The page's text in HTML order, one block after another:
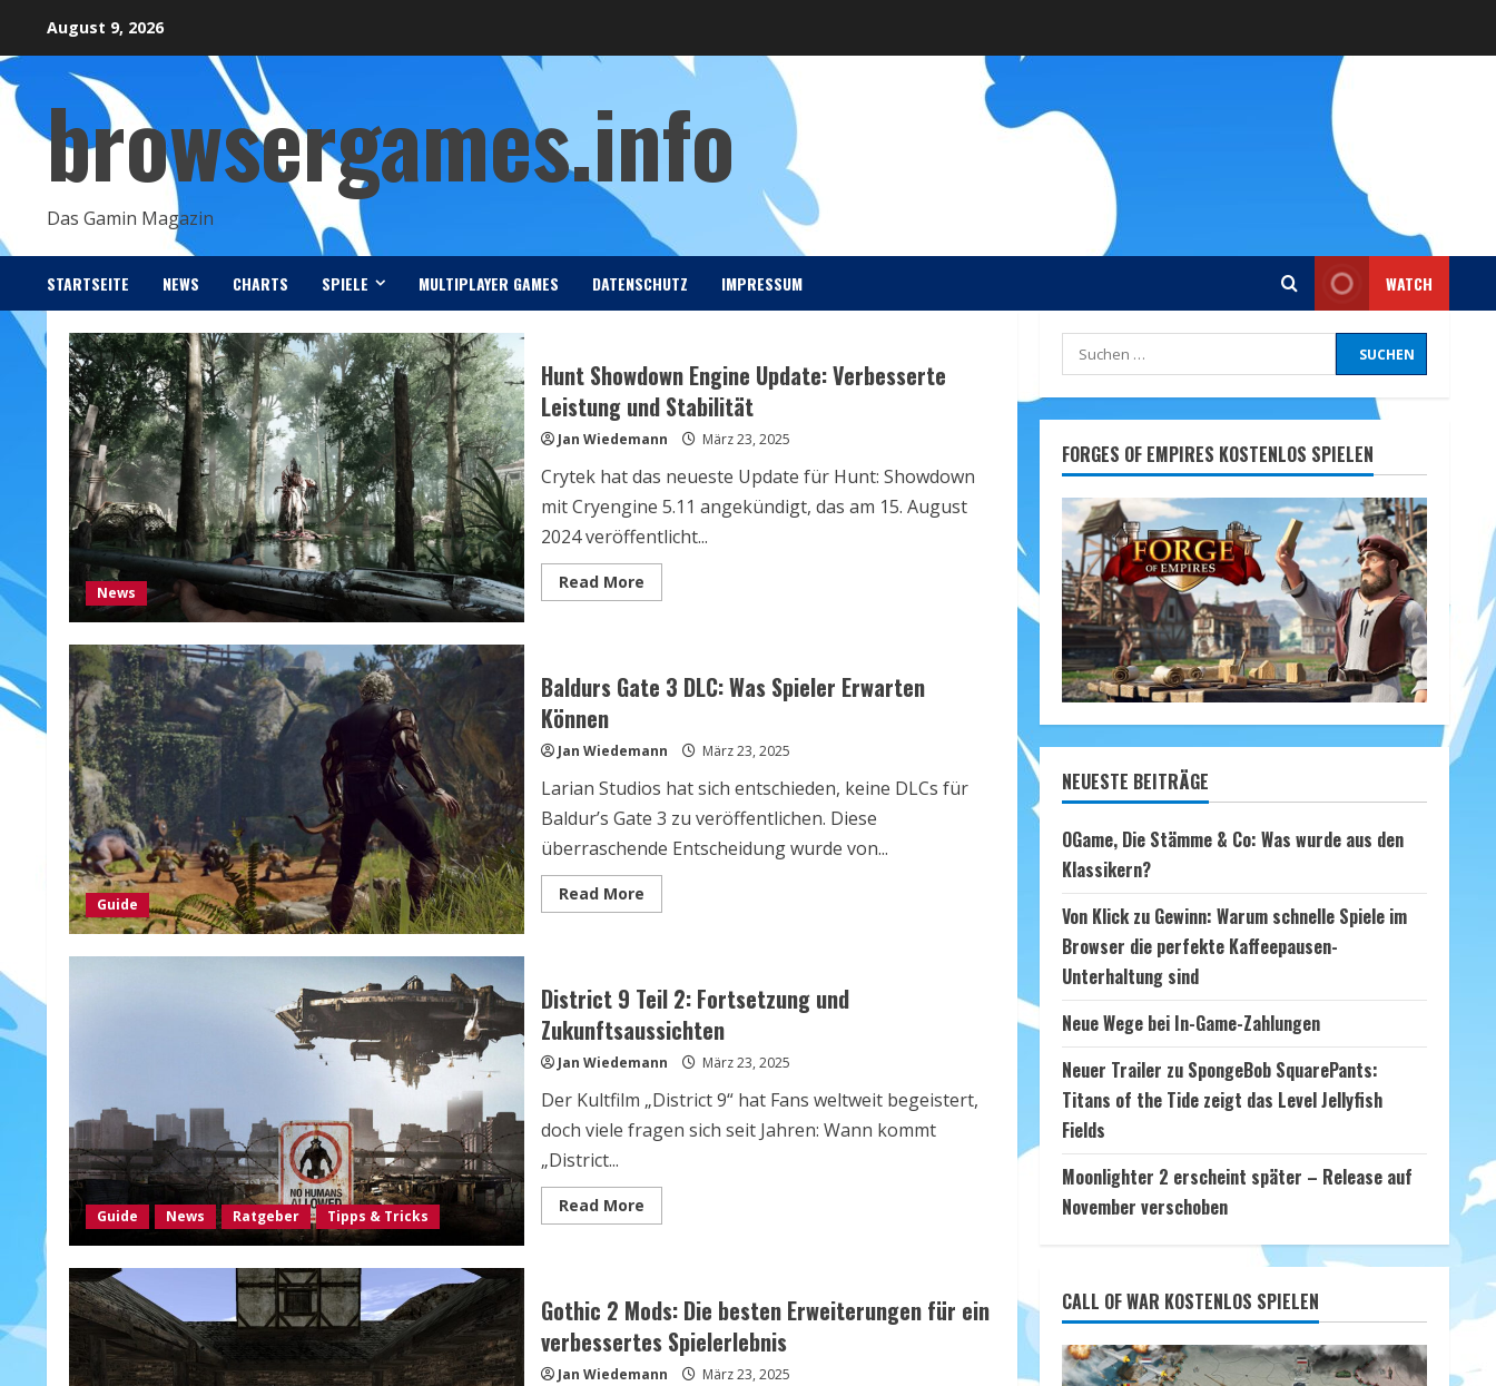
content
August 9, 2026
browsergames.info
Das Gamin Magazin
STARTSEITE NEWS CHARTS SPIELE MULTIPLAYER GAMES DATENSCHUTZ IMPRESSUM WATCH
News
Hunt Showdown Engine Update: Verbesserte
Leistung und Stabilität
Jan Wiedemann März 23, 2025
Crytek hat das neueste Update für Hunt: Showdown
mit Cryengine 5.11 angekündigt, das am 15. August
2024 veröffentlicht...
Read MoreRead
more
Update:
Verbesserte
Guide
Baldurs Gate 3 DLC: Was Spieler Erwarten
Können
Jan Wiedemann März 23, 2025
Larian Studios hat sich entschieden, keine DLCs für
Baldur’s Gate 3 zu veröffentlichen. Diese
überraschende Entscheidung wurde von...
Read MoreRead
more
DLC:
Was
Spieler
Erwarten
Guide News Ratgeber Tipps & Tricks
District 9 Teil 2: Fortsetzung und
Zukunftsaussichten
Jan Wiedemann März 23, 2025
Der Kultfilm „District 9“ hat Fans weltweit begeistert,
doch viele fragen sich seit Jahren: Wann kommt
„District...
Read MoreRead
more
Fortsetzung
und
Zukunftsaussichten
Gothic 2 Mods: Die besten Erweiterungen für ein
verbessertes Spielerlebnis
Jan Wiedemann März 23, 2025
Suchen
nach:
FORGES OF EMPIRES KOSTENLOS SPIELEN
NEUESTE BEITRÄGE
OGame, Die Stämme & Co: Was wurde aus den
Klassikern?
Von Klick zu Gewinn: Warum schnelle Spiele im
Browser die perfekte Kaffeepausen-
Unterhaltung sind
Neue Wege bei In-Game-Zahlungen
Neuer Trailer zu SpongeBob SquarePants:
Titans of the Tide zeigt das Level Jellyfish
Fields
Moonlighter 2 erscheint später – Release auf
November verschoben
CALL OF WAR KOSTENLOS SPIELEN